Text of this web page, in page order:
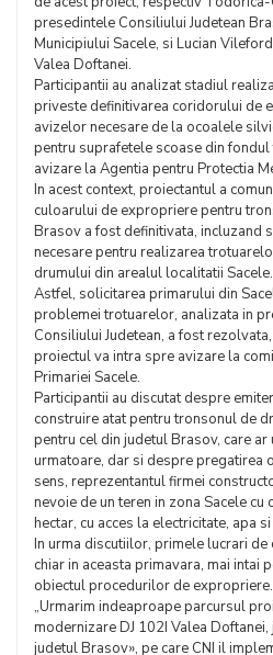
presedintele Consiliului Judetean
Municipiului Sacele, si Lucian
Valea Doftanei.
Participantii au analizat stadiul
priveste definitivarea coridorului de
avizelor necesare de la ocoalele
pentru suprafetele scoase din
avizare la Agentia pentru Protectia
In acest context, proiectantul a
culoarului de expropriere pentru
Brasov a fost definitivata, incluzand
necesare pentru realizarea
drumului din arealul localitatii Sacele.
Astfel, solicitarea primarului din
problemei trotuarelor, analizata in
Consiliului Judetean, a fost
proiectul va intra spre avizare la
Primariei Sacele.
Participantii au discutat despre
construire atat pentru tronsonul de
pentru cel din judetul Brasov, care ar
urmatoare, dar si despre pregatirea
sens, reprezentantul firmei
nevoie de un teren in zona Sacele
hectar, cu acces la electricitate, apa
In urma discutiilor, primele lucrari de
chiar in aceasta primavara, mai intai
obiectul procedurilor de expropriere.
„Urmarim indeaproape parcursul
modernizare DJ 102I Valea
judetul Brasov», pe care CNI il